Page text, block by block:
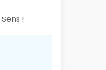
!